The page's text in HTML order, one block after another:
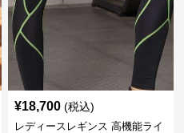
¥18,700 (税込)
レディースレギンス 高機能ライ